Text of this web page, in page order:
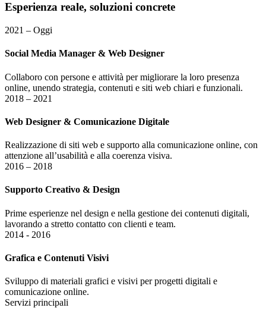
Esperienza reale, soluzioni concrete
2021 – Oggi
Social Media Manager & Web Designer
Collaboro con persone e attività per migliorare la loro presenza
online, unendo strategia, contenuti e siti web chiari e funzionali.
2018 – 2021
Web Designer & Comunicazione Digitale
Realizzazione di siti web e supporto alla comunicazione online, con
attenzione all’usabilità e alla coerenza visiva.
2016 – 2018
Supporto Creativo & Design
Prime esperienze nel design e nella gestione dei contenuti digitali,
lavorando a stretto contatto con clienti e team.
2014 - 2016
Grafica e Contenuti Visivi
Sviluppo di materiali grafici e visivi per progetti digitali e
comunicazione online.
Servizi principali